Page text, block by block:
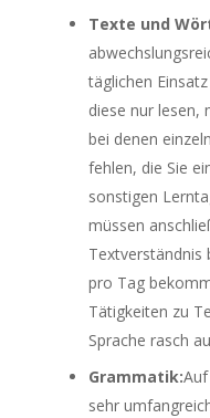
Texte und
täglichen
diese nur lesen,
bei denen
fehlen, die Sie
sonstigen
müssen
Textverständnis
pro Tag
Tätigkeiten zu
Sprache rasch
Grammatik:
sehr